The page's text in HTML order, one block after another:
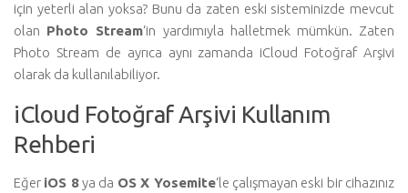
için yeterli alan yoksa? Bunu da zaten eski sisteminizde mevcut
olan Photo Stream‘in yardımıyla halletmek mümkün. Zaten
Photo Stream de ayrıca aynı zamanda iCloud Fotoğraf Arşivi
olarak da kullanılabiliyor.
iCloud Fotoğraf Arşivi Kullanım
Rehberi
Eğer iOS 8ya da OS X Yosemite‘le çalışmayan eski bir cihazınız